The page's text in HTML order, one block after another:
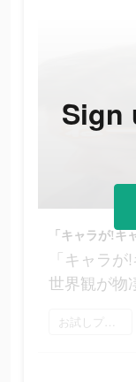
「キャラ
世界観が物
お試しプレイ
Sign